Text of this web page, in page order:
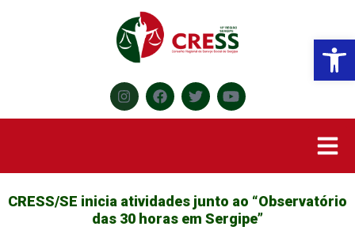
CRESS/SE inicia atividades junto ao “Observatório
das 30 horas em Sergipe”